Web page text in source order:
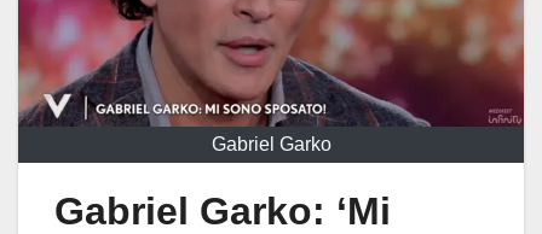
Gabriel Garko
Gabriel Garko: ‘Mi